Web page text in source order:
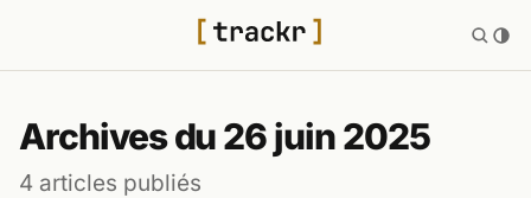
Archives du 26 juin 2025
4 articles publiés